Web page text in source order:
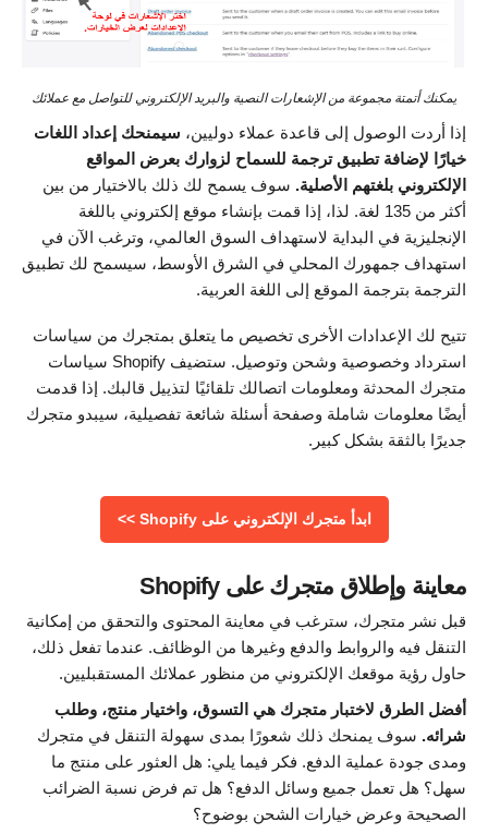
يمكنك أتمتة مجموعة من الإشعارات النصية والبريد الإلكتروني للتواصل مع عملائك
إذا أردت الوصول إلى قاعدة عملاء دوليين، سيمنحك إعداد اللغات
خيارًا لإضافة تطبيق ترجمة للسماح لزوارك بعرض المواقع
الإلكتروني بلغتهم الأصلية. سوف يسمح لك ذلك بالاختيار من بين
أكثر من 135 لغة. لذا، إذا قمت بإنشاء موقع إلكتروني باللغة
الإنجليزية في البداية لاستهداف السوق العالمي، وترغب الآن في
استهداف جمهورك المحلي في الشرق الأوسط، سيسمح لك تطبيق
الترجمة بترجمة الموقع إلى اللغة العربية.
تتيح لك الإعدادات الأخرى تخصيص ما يتعلق بمتجرك من سياسات
استرداد وخصوصية وشحن وتوصيل. ستضيف Shopify سياسات
متجرك المحدثة ومعلومات اتصالك تلقائيًا لتذييل قالبك. إذا قدمت
أيضًا معلومات شاملة وصفحة أسئلة شائعة تفصيلية، سيبدو متجرك
جديرًا بالثقة بشكل كبير.
ابدأ متجرك الإلكتروني على Shopify >>
معاينة وإطلاق متجرك على Shopify
قبل نشر متجرك، سترغب في معاينة المحتوى والتحقق من إمكانية
التنقل فيه والروابط والدفع وغيرها من الوظائف. عندما تفعل ذلك،
حاول رؤية موقعك الإلكتروني من منظور عملائك المستقبليين.
أفضل الطرق لاختبار متجرك هي التسوق، واختيار منتج، وطلب
شرائه. سوف يمنحك ذلك شعورًا بمدى سهولة التنقل في متجرك
ومدى جودة عملية الدفع. فكر فيما يلي: هل العثور على منتج ما
سهل؟ هل تعمل جميع وسائل الدفع؟ هل تم فرض نسبة الضرائب
الصحيحة وعرض خيارات الشحن بوضوح؟